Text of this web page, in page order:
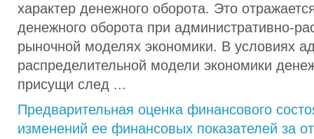
характер денежного оборота. Это
денежного оборота при административно-
рыночной моделях экономики. В условиях
распределительной модели экономики
присущи след ...
Предварительная оценка финансового
изменений ее финансовых показателей за